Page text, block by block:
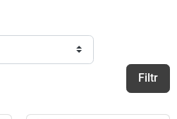
Filtr